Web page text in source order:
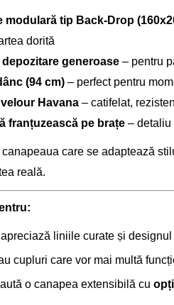
modulară tip Back-Drop
dorită
depozitare generoase – pentru
(94 cm) – perfect pentru
velour Havana – catifelat,
franțuzească pe brațe – detaliu
care se adaptează
reală.
liniile curate și
cupluri care vor mai multă
o canapea extensibilă cu